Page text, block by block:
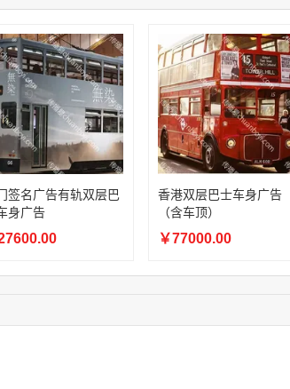
155****6115 联系了该媒体所在商家
181****7631 联系了该媒体所在商家
173****0620 联系了该媒体所在商家
156****3374 联系了该媒体所在商家
158****0746
联系了该媒体所在商家
189****2617 联系了该媒体所在商家
签名广告有轨双层巴
身广告
香港双层巴士车身广告
（含车顶）
￥77000.00